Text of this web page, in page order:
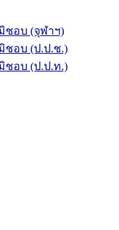
ชอบ (จุฬาฯ)
ชอบ (ป.ป.ช.)
ชอบ (ป.ป.ท.)